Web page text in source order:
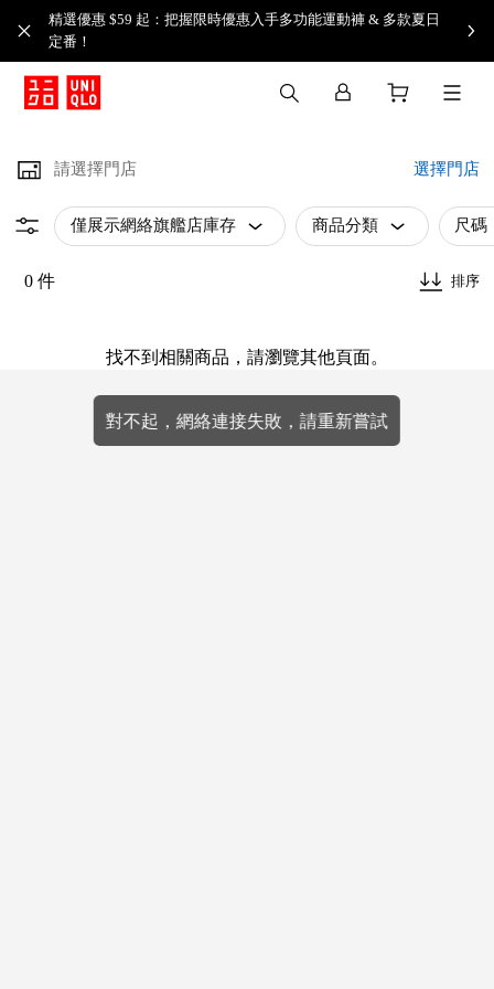
精選優惠 $59 起：把握限時優惠入手多功能運動褲 & 多款夏日
定番！​
請選擇門店 選擇門店
僅展示網絡旗艦店庫存 商品分類 尺碼
0 件 排序
找不到相關商品，請瀏覽其他頁面。
對不起，網絡連接失敗，請重新嘗試